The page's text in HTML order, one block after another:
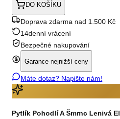
DO KOŠÍKU
Doprava zdarma nad 1.500 Kč
14denní vrácení
Bezpečné nakupování
Garance nejnižší ceny
Máte dotaz? Napište nám!
Pytlík Pohodlí A Šmrnc Lenivá